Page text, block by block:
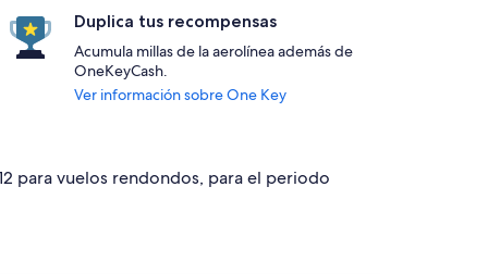
Duplica tus recompensas
Acumula millas de la aerolínea además de
OneKeyCash.
Ver información sobre One Key
para vuelos rendondos, para el periodo